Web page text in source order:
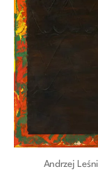
Andrzej